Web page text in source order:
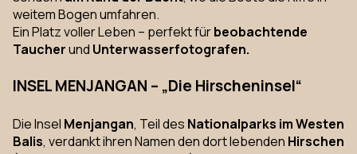
weitem Bogen umfahren.
Ein Platz voller Leben – perfekt fürbeobachtende
Taucherund Unterwasserfotografen.
INSEL MENJANGAN – „Die Hirscheninsel“
Die Insel Menjangan, Teil des Nationalparks im Westen
Balis, verdankt ihren Namen den dort lebenden Hirschen